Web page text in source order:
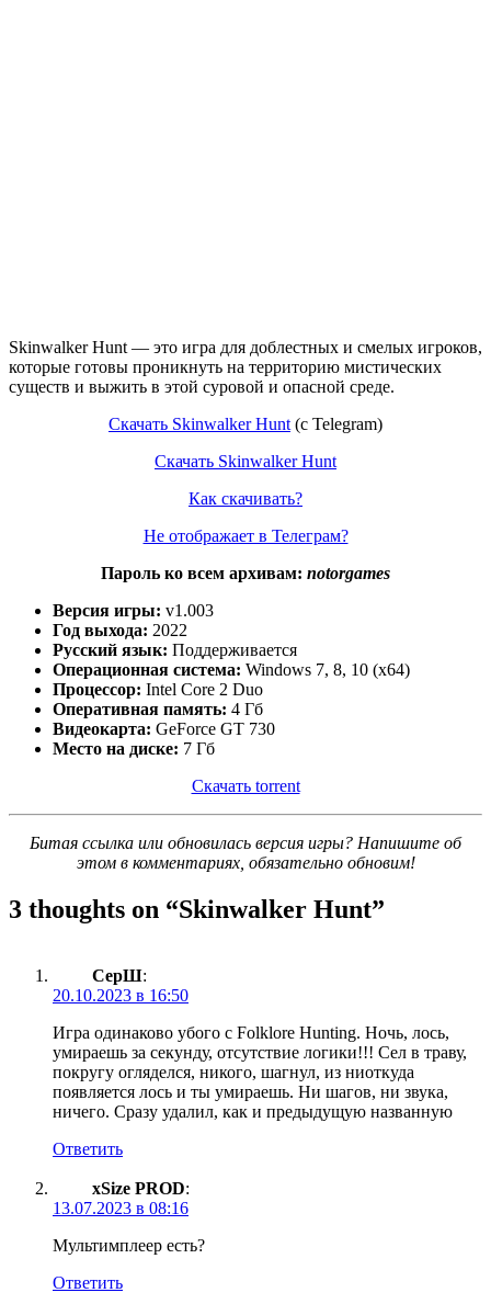
Skinwalker Hunt — это игра для доблестных и смелых игроков,
которые готовы проникнуть на территорию мистических
существ и выжить в этой суровой и опасной среде.
Скачать Skinwalker Hunt (c Telegram)
Скачать Skinwalker Hunt
Как скачивать?
Не отображает в Телеграм?
Пароль ко всем архивам: notorgames
Версия игры: v1.003
Год выхода: 2022
Русский язык: Поддерживается
Операционная система: Windows 7, 8, 10 (x64)
Процессор: Intel Core 2 Duo
Оперативная память: 4 Гб
Видеокарта: GeForce GT 730
Место на диске: 7 Гб
Скачать torrent
Битая ссылка или обновилась версия игры? Напишите об
этом в комментариях, обязательно обновим!
3 thoughts on “Skinwalker Hunt”
СерШ:
20.10.2023 в 16:50
Игра одинаково убого с Folklore Hunting. Ночь, лось,
умираешь за секунду, отсутствие логики!!! Сел в траву,
покругу огляделся, никого, шагнул, из ниоткуда
появляется лось и ты умираешь. Ни шагов, ни звука,
ничего. Сразу удалил, как и предыдущую названную
Ответить
xSize PROD:
13.07.2023 в 08:16
Мультимплеер есть?
Ответить